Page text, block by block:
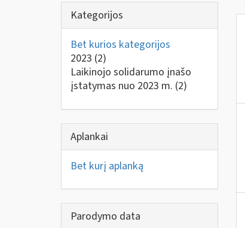
Kategorijos
Bet kurios kategorijos
2023 (2)
Laikinojo solidarumo įnašo
įstatymas nuo 2023 m. (2)
Aplankai
Bet kurį aplanką
Parodymo data